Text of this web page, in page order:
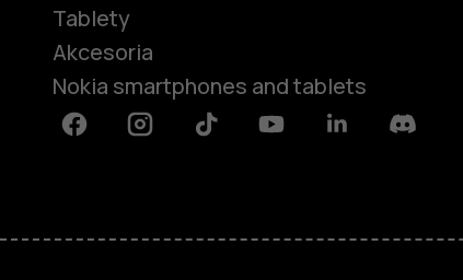
Tablety
Akcesoria
Nokia smartphones and tablets
FacebookInstagramTiktok YoutubeLinkedinDiscord